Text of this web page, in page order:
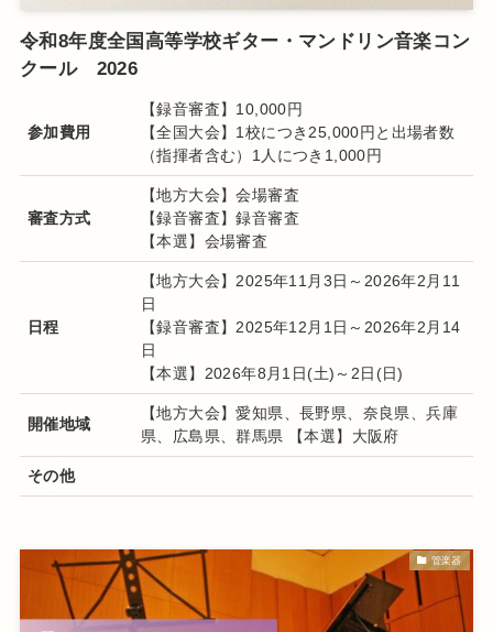
令和8年度全国高等学校ギター・マンドリン音楽コン
クール 2026
参加費用
【録音審査】10,000円
【全国大会】1校につき25,000円と出場者数
（指揮者含む）1人につき1,000円
審査方式
【地方大会】会場審査
【録音審査】録音審査
【本選】会場審査
日程
【地方大会】2025年11月3日～2026年2月11
日
【録音審査】2025年12月1日～2026年2月14
日
【本選】2026年8月1日(土)～2日(日)
開催地域
【地方大会】愛知県、長野県、奈良県、兵庫
県、広島県、群馬県 【本選】大阪府
その他
管楽器